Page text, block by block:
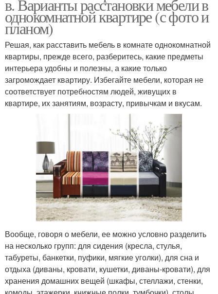
в. Варианты расстановки мебели в
однокомнатной квартире (с фото и
планом)
Решая, как расставить мебель в комнате однокомнатной
квартиры, прежде всего, разберитесь, какие предметы
интерьера удобны и полезны, а какие только
загромождает квартиру. Избегайте мебели, которая не
соответствует потребностям людей, живущих в
квартире, их занятиям, возрасту, привычкам и вкусам.
Вообще, говоря о мебели, ее можно условно разделить
на несколько групп: для сидения (кресла, стулья,
табуреты, банкетки, пуфики, мягкие уголки), для сна и
отдыха (диваны, кровати, кушетки, диваны-кровати), для
хранения домашних вещей (шкафы, стеллажи, стенки,